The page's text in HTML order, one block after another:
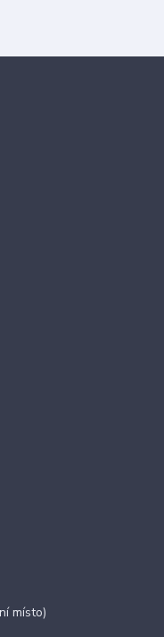
místo)